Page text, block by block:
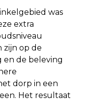
was
extra
zijn op de
en de beleving
dorp in een
Het resultaat